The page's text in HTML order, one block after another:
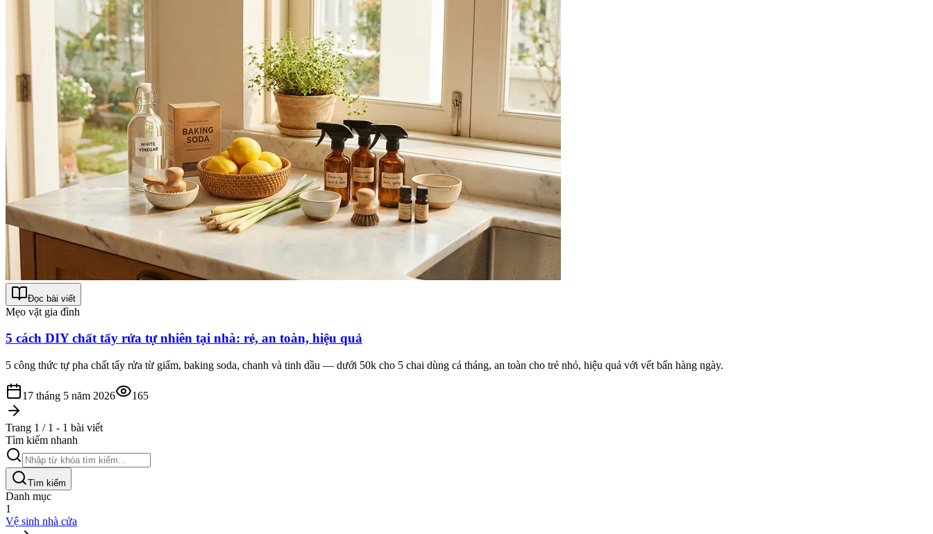
Đọc bài viết
Mẹo vặt gia đình
5 cách DIY chất tẩy rửa tự nhiên tại nhà: rẻ, an toàn, hiệu quả
5 công thức tự pha chất tẩy rửa từ giấm, baking soda, chanh và tinh dầu — dưới 50k cho 5 chai dùng cả tháng, an toàn cho trẻ nhỏ, hiệu quả với vết bẩn hàng ngày.
17 tháng 5 năm 2026 165
Trang 1 / 1 - 1 bài viết
Tìm kiếm nhanh
Tìm kiếm
Danh mục
1
Vệ sinh nhà cửa